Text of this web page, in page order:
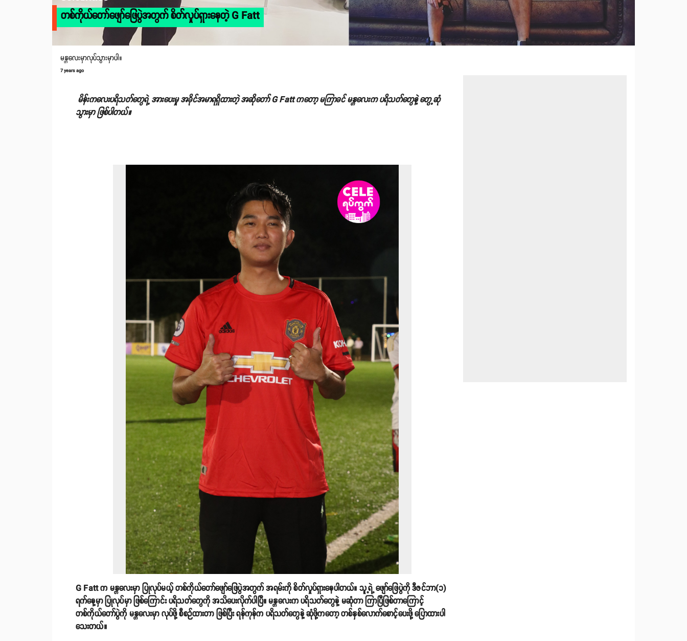
တစ်ကိုယ်တော်ဖျော်ဖြေပွဲအတွက် စိတ်လှုပ်ရှားနေတဲ့ G Fatt
မန္တလေးမှာလုပ်သွားမှာပါ။
7 years ago
မိန်းကလေးပရိသတ်တွေရဲ့ အားပေးမှု အခိုင်အမာရရှိထားတဲ့ အဆိုတော် G Fatt ကတော့ မကြာခင် မန္တလေးက ပရိသတ်တွေနဲ့ တွေ့ဆုံ
သွားမှာ ဖြစ်ပါတယ်။
G Fatt က မန္တလေးမှာ ပြုလုပ်မယ့် တစ်ကိုယ်တော်ဖျော်ဖြေပွဲအတွက် အရမ်းကို စိတ်လှုပ်ရှားနေပါတယ်။ သူ့ရဲ့ ဖျော်ဖြေပွဲကို ဒီဇင်ဘာ(၁)
ရက်နေ့မှာ ပြုလုပ်မှာ ဖြစ်ကြောင်း ပရိသတ်တွေကို အသိပေးလိုက်ပါပြီ။ မန္တလေးက ပရိသတ်တွေနဲ့ မဆုံတာ ကြာပြီဖြစ်တာကြောင့်
တစ်ကိုယ်တော်ပွဲကို မန္တလေးမှာ လုပ်ဖို့ စီစဉ်ထားတာ ဖြစ်ပြီး ရန်ကုန်က ပရိသတ်တွေနဲ့ ဆုံဖို့ကတော့ တစ်နှစ်လောက်စောင့်ပေးဖို့ ပြောထားပါ
သေးတယ်။